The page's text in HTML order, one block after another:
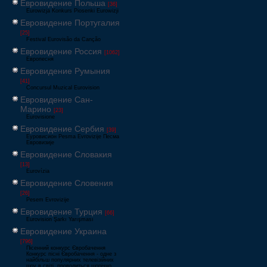
Евровидение Польша [36]
Eurowizja Konkurs Piosenki Eurowizji
Евровидение Португалия
[25]
Festival Eurovisão da Canção
Евровидение Россия [1062]
Европесня
Евровидение Румыния
[41]
Concursul Muzical Eurovision
Евровидение Сан-
Марино [23]
Eurovisione
Евровидение Сербия [39]
Еуровисион Pesma Evrovizije Песма
Евровизије
Евровидение Словакия
[13]
Eurovízia
Евровидение Словения
[26]
Pesem Evrovizije
Евровидение Турция [66]
Eurovision Şarkı Yarışması
Евровидение Украина
[796]
Пісенний конкурс Євробачення
Конкурс пісні Євробачення - одне з
найбільш популярних телевізійних
шоу в світі, проводиться щорічно,